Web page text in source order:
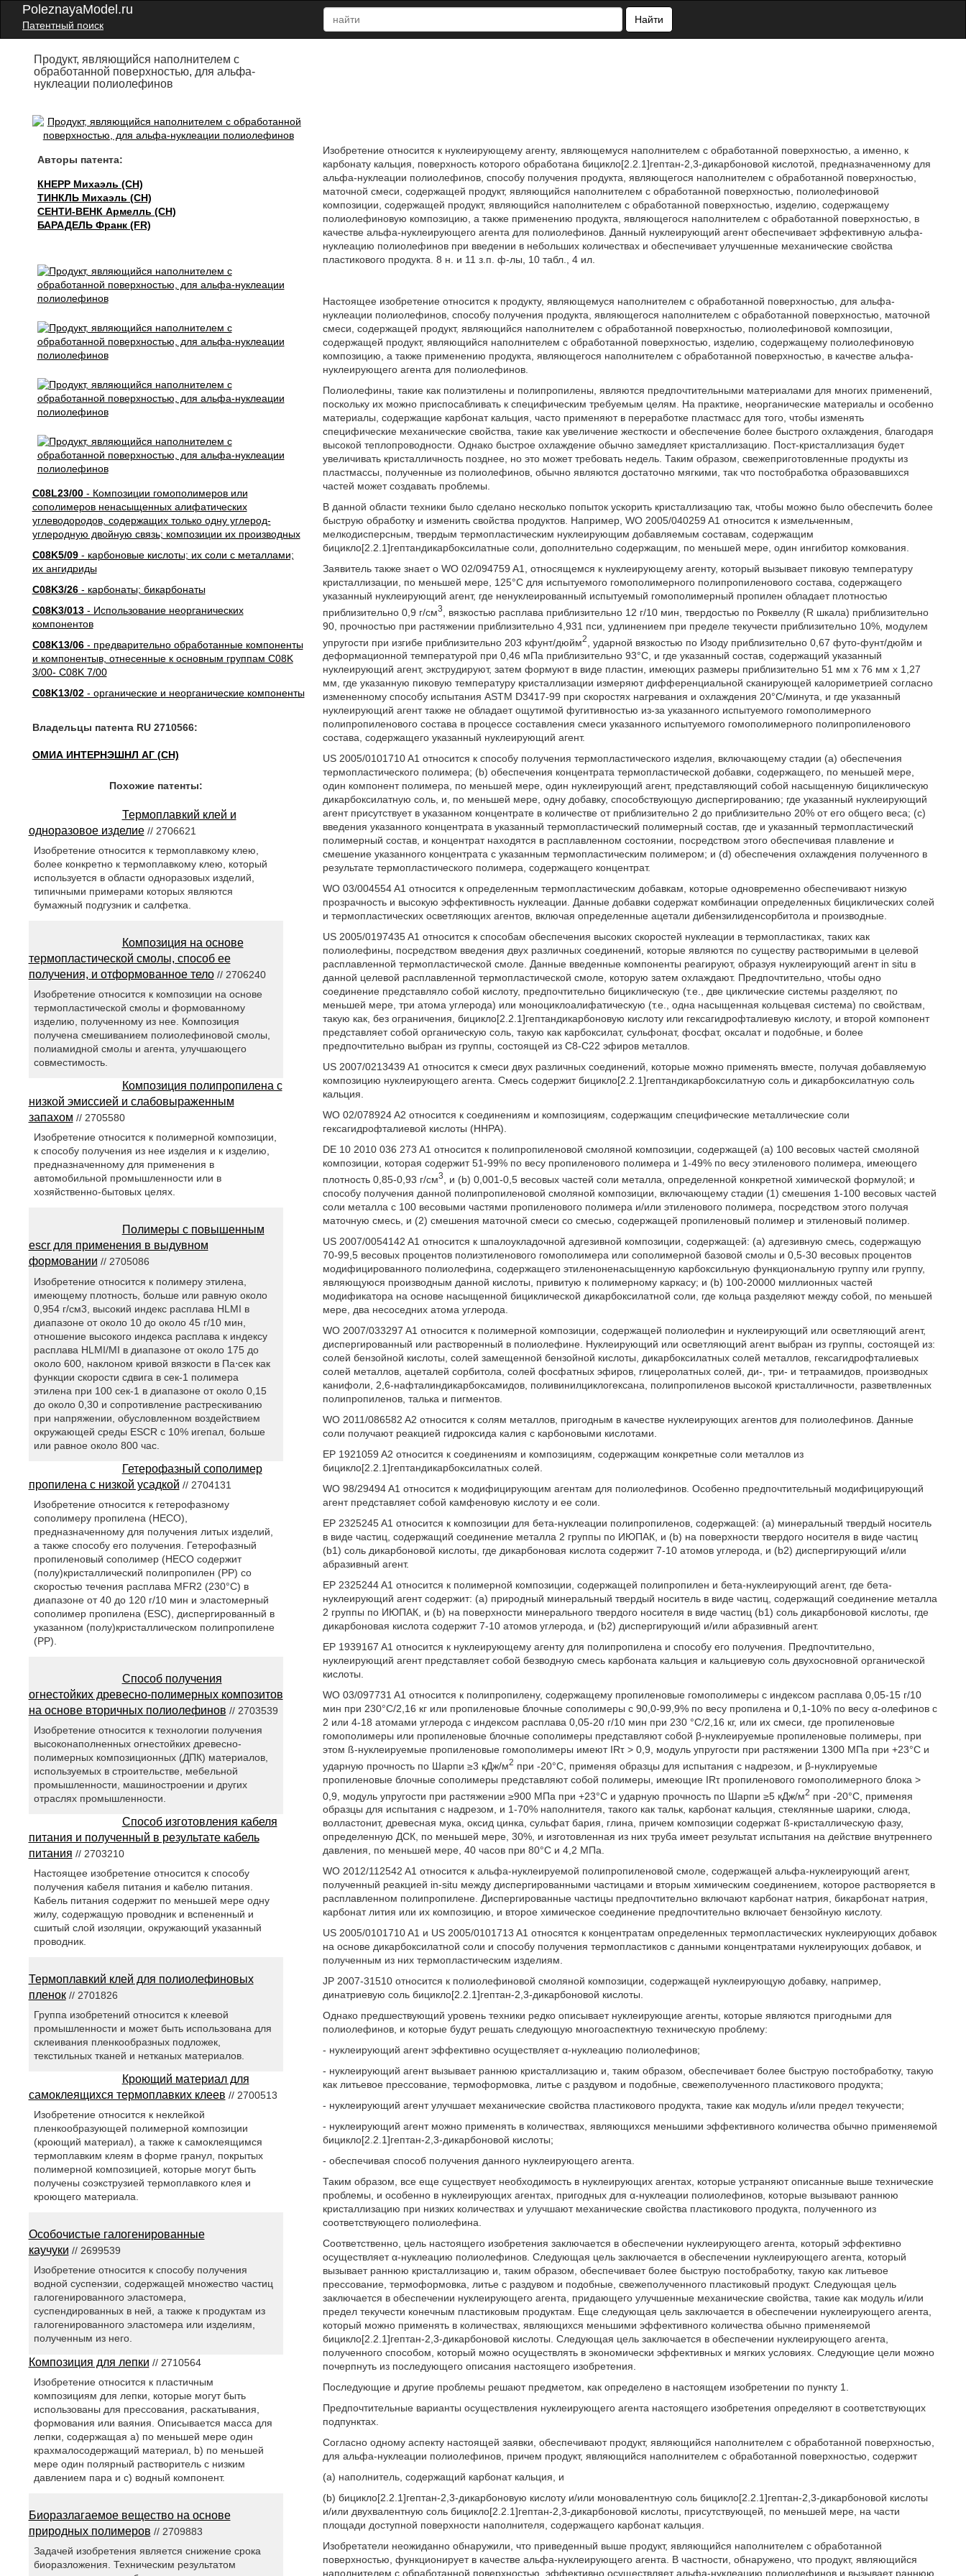
PoleznayaModel.ru
Патентный поиск
Найти
Продукт, являющийся наполнителем с
обработанной поверхностью, для альфа-
нуклеации полиолефинов
Авторы патента:
КНЕРР Михаэль (CH)
ТИНКЛЬ Михаэль (CH)
СЕНТИ-ВЕНК Армелль (CH)
БАРАДЕЛЬ Франк (FR)
C08L23/00- Композиции гомополимеров или
сополимеров ненасыщенных алифатических
углеводородов, содержащих только одну углерод-
углеродную двойную связь; композиции их производных
C08K5/09- карбоновые кислоты; их соли с металлами;
их ангидриды
C08K3/26- карбонаты; бикарбонаты
C08K3/013- Использование неорганических
компонентов
C08K13/06- предварительно обработанные компоненты
и компонентыв, отнесенные к основным группам C08K
3/00- C08K 7/00
C08K13/02- органические и неорганические компоненты
Владельцы патента RU 2710566:
ОМИА ИНТЕРНЭШНЛ АГ (CH)
Изобретение относится к нуклеирующему агенту, являющемуся наполнителем с обработанной поверхностью, а именно, к
карбонату кальция, поверхность которого обработана бицикло[2.2.1]гептан-2,3-дикарбоновой кислотой, предназначенному для
альфа-нуклеации полиолефинов, способу получения продукта, являющегося наполнителем с обработанной поверхностью,
маточной смеси, содержащей продукт, являющийся наполнителем с обработанной поверхностью, полиолефиновой
композиции, содержащей продукт, являющийся наполнителем с обработанной поверхностью, изделию, содержащему
полиолефиновую композицию, а также применению продукта, являющегося наполнителем с обработанной поверхностью, в
качестве альфа-нуклеирующего агента для полиолефинов. Данный нуклеирующий агент обеспечивает эффективную альфа-
нуклеацию полиолефинов при введении в небольших количествах и обеспечивает улучшенные механические свойства
пластикового продукта. 8 н. и 11 з.п. ф-лы, 10 табл., 4 ил.
Настоящее изобретение относится к продукту, являющемуся наполнителем с обработанной поверхностью, для альфа-
нуклеации полиолефинов, способу получения продукта, являющегося наполнителем с обработанной поверхностью, маточной
смеси, содержащей продукт, являющийся наполнителем с обработанной поверхностью, полиолефиновой композиции,
содержащей продукт, являющийся наполнителем с обработанной поверхностью, изделию, содержащему полиолефиновую
композицию, а также применению продукта, являющегося наполнителем с обработанной поверхностью, в качестве альфа-
нуклеирующего агента для полиолефинов.
Полиолефины, такие как полиэтилены и полипропилены, являются предпочтительными материалами для многих применений,
поскольку их можно приспосабливать к специфическим требуемым целям. На практике, неорганические материалы и особенно
материалы, содержащие карбонат кальция, часто применяют в переработке пластмасс для того, чтобы изменять
специфические механические свойства, такие как увеличение жесткости и обеспечение более быстрого охлаждения, благодаря
высокой теплопроводности. Однако быстрое охлаждение обычно замедляет кристаллизацию. Пост-кристаллизация будет
увеличивать кристалличность позднее, но это может требовать недель. Таким образом, свежеприготовленные продукты из
пластмассы, полученные из полиолефинов, обычно являются достаточно мягкими, так что постобработка образовавшихся
частей может создавать проблемы.
В данной области техники было сделано несколько попыток ускорить кристаллизацию так, чтобы можно было обеспечить более
быструю обработку и изменить свойства продуктов. Например, WO 2005/040259 A1 относится к измельченным,
мелкодисперсным, твердым термопластическим нуклеирующим добавляемым составам, содержащим
бицикло[2.2.1]гептандикарбоксилатные соли, дополнительно содержащим, по меньшей мере, один ингибитор комкования.
Заявитель также знает о WO 02/094759 A1, относящемся к нуклеирующему агенту, который вызывает пиковую температуру
кристаллизации, по меньшей мере, 125°C для испытуемого гомополимерного полипропиленового состава, содержащего
указанный нуклеирующий агент, где ненуклеированный испытуемый гомополимерный пропилен обладает плотностью
приблизительно 0,9 г/см3
, вязкостью расплава приблизительно 12 г/10 мин, твердостью по Роквеллу (R шкала) приблизительно
90, прочностью при растяжении приблизительно 4,931 пси, удлинением при пределе текучести приблизительно 10%, модулем
упругости при изгибе приблизительно 203 кфунт/дюйм2
, ударной вязкостью по Изоду приблизительно 0,67 футо-фунт/дюйм и
деформационной температурой при 0,46 мПа приблизительно 93°C, и где указанный состав, содержащий указанный
нуклеирующий агент, экструдируют, затем формуют в виде пластин, имеющих размеры приблизительно 51 мм x 76 мм x 1,27
мм, где указанную пиковую температуру кристаллизации измеряют дифференциальной сканирующей калориметрией согласно
измененному способу испытания ASTM D3417-99 при скоростях нагревания и охлаждения 20°C/минута, и где указанный
нуклеирующий агент также не обладает ощутимой фугитивностью из-за указанного испытуемого гомополимерного
полипропиленового состава в процессе составления смеси указанного испытуемого гомополимерного полипропиленового
состава, содержащего указанный нуклеирующий агент.
US 2005/0101710 A1 относится к способу получения термопластического изделия, включающему стадии (a) обеспечения
термопластического полимера; (b) обеспечения концентрата термопластической добавки, содержащего, по меньшей мере,
один компонент полимера, по меньшей мере, один нуклеирующий агент, представляющий собой насыщенную бициклическую
дикарбоксилатную соль, и, по меньшей мере, одну добавку, способствующую диспергированию; где указанный нуклеирующий
агент присутствует в указанном концентрате в количестве от приблизительно 2 до приблизительно 20% от его общего веса; (c)
введения указанного концентрата в указанный термопластический полимерный состав, где и указанный термопластический
полимерный состав, и концентрат находятся в расплавленном состоянии, посредством этого обеспечивая плавление и
смешение указанного концентрата с указанным термопластическим полимером; и (d) обеспечения охлаждения полученного в
результате термопластического полимера, содержащего концентрат.
WO 03/004554 A1 относится к определенным термопластическим добавкам, которые одновременно обеспечивают низкую
прозрачность и высокую эффективность нуклеации. Данные добавки содержат комбинации определенных бициклических солей
и термопластических осветляющих агентов, включая определенные ацетали дибензилиденсорбитола и производные.
US 2005/0197435 A1 относится к способам обеспечения высоких скоростей нуклеации в термопластиках, таких как
полиолефины, посредством введения двух различных соединений, которые являются по существу растворимыми в целевой
расплавленной термопластической смоле. Данные введенные компоненты реагируют, образуя нуклеирующий агент in situ в
данной целевой расплавленной термопластической смоле, которую затем охлаждают. Предпочтительно, чтобы одно
соединение представляло собой кислоту, предпочтительно бициклическую (т.е., две циклические системы разделяют, по
меньшей мере, три атома углерода) или моноциклоалифатическую (т.е., одна насыщенная кольцевая система) по свойствам,
такую как, без ограничения, бицикло[2.2.1]гептандикарбоновую кислоту или гексагидрофталиевую кислоту, и второй компонент
представляет собой органическую соль, такую как карбоксилат, сульфонат, фосфат, оксалат и подобные, и более
предпочтительно выбран из группы, состоящей из C8-C22 эфиров металлов.
US 2007/0213439 A1 относится к смеси двух различных соединений, которые можно применять вместе, получая добавляемую
композицию нуклеирующего агента. Смесь содержит бицикло[2.2.1]гептандикарбоксилатную соль и дикарбоксилатную соль
кальция.
WO 02/078924 A2 относится к соединениям и композициям, содержащим специфические металлические соли
гексагидрофталиевой кислоты (HHPA).
DE 10 2010 036 273 A1 относится к полипропиленовой смоляной композиции, содержащей (a) 100 весовых частей смоляной
композиции, которая содержит 51-99% по весу пропиленового полимера и 1-49% по весу этиленового полимера, имеющего
плотность 0,85-0,93 г/см3
, и (b) 0,001-0,5 весовых частей соли металла, определенной конкретной химической формулой; и
способу получения данной полипропиленовой смоляной композиции, включающему стадии (1) смешения 1-100 весовых частей
соли металла с 100 весовыми частями пропиленового полимера и/или этиленового полимера, посредством этого получая
маточную смесь, и (2) смешения маточной смеси со смесью, содержащей пропиленовый полимер и этиленовый полимер.
US 2007/0054142 A1 относится к шпалоукладочной адгезивной композиции, содержащей: (a) адгезивную смесь, содержащую
70-99,5 весовых процентов полиэтиленового гомополимера или сополимерной базовой смолы и 0,5-30 весовых процентов
модифицированного полиолефина, содержащего этиленоненасыщенную карбоксильную функциональную группу или группу,
являющуюся производным данной кислоты, привитую к полимерному каркасу; и (b) 100-20000 миллионных частей
модификатора на основе насыщенной бициклической дикарбоксилатной соли, где кольца разделяют между собой, по меньшей
мере, два несоседних атома углерода.
WO 2007/033297 A1 относится к полимерной композиции, содержащей полиолефин и нуклеирующий или осветляющий агент,
диспергированный или растворенный в полиолефине. Нуклеирующий или осветляющий агент выбран из группы, состоящей из:
солей бензойной кислоты, солей замещенной бензойной кислоты, дикарбоксилатных солей металлов, гексагидрофталиевых
солей металлов, ацеталей сорбитола, солей фосфатных эфиров, глицеролатных солей, ди-, три- и тетраамидов, производных
канифоли, 2,6-нафталиндикарбоксамидов, поливинилциклогексана, полипропиленов высокой кристалличности, разветвленных
полипропиленов, талька и пигментов.
WO 2011/086582 A2 относится к солям металлов, пригодным в качестве нуклеирующих агентов для полиолефинов. Данные
соли получают реакцией гидроксида калия с карбоновыми кислотами.
EP 1921059 A2 относится к соединениям и композициям, содержащим конкретные соли металлов из
бицикло[2.2.1]гептандикарбоксилатных солей.
WO 98/29494 A1 относится к модифицирующим агентам для полиолефинов. Особенно предпочтительный модифицирующий
агент представляет собой камфеновую кислоту и ее соли.
EP 2325245 A1 относится к композиции для бета-нуклеации полипропиленов, содержащей: (a) минеральный твердый носитель
в виде частиц, содержащий соединение металла 2 группы по ИЮПАК, и (b) на поверхности твердого носителя в виде частиц
(b1) соль дикарбоновой кислоты, где дикарбоновая кислота содержит 7-10 атомов углерода, и (b2) диспергирующий и/или
абразивный агент.
EP 2325244 A1 относится к полимерной композиции, содержащей полипропилен и бета-нуклеирующий агент, где бета-
нуклеирующий агент содержит: (a) природный минеральный твердый носитель в виде частиц, содержащий соединение металла
2 группы по ИЮПАК, и (b) на поверхности минерального твердого носителя в виде частиц (b1) соль дикарбоновой кислоты, где
дикарбоновая кислота содержит 7-10 атомов углерода, и (b2) диспергирующий и/или абразивный агент.
EP 1939167 A1 относится к нуклеирующему агенту для полипропилена и способу его получения. Предпочтительно,
нуклеирующий агент представляет собой безводную смесь карбоната кальция и кальциевую соль двухосновной органической
кислоты.
WO 03/097731 A1 относится к полипропилену, содержащему пропиленовые гомополимеры с индексом расплава 0,05-15 г/10
мин при 230°C/2,16 кг или пропиленовые блочные сополимеры с 90,0-99,9% по весу пропилена и 0,1-10% по весу α-олефинов с
2 или 4-18 атомами углерода с индексом расплава 0,05-20 г/10 мин при 230 °C/2,16 кг, или их смеси, где пропиленовые
гомополимеры или пропиленовые блочные сополимеры представляют собой β-нуклеируемые пропиленовые полимеры, при
этом ß-нуклеируемые пропиленовые гомополимеры имеют IRτ > 0,9, модуль упругости при растяжении 1300 МПа при +23°C и
ударную прочность по Шарпи ≥3 кДж/м2 при -20°C, применяя образцы для испытания с надрезом, и β-нуклируемые
пропиленовые блочные сополимеры представляют собой полимеры, имеющие IRτ пропиленового гомополимерного блока >
0,9, модуль упругости при растяжении ≥900 МПа при +23°C и ударную прочность по Шарпи ≥5 кДж/м2 при -20°C, применяя
образцы для испытания с надрезом, и 1-70% наполнителя, такого как тальк, карбонат кальция, стеклянные шарики, слюда,
волластонит, древесная мука, оксид цинка, сульфат бария, глина, причем композиции содержат ß-кристаллическую фазу,
определенную ДСК, по меньшей мере, 30%, и изготовленная из них труба имеет результат испытания на действие внутреннего
давления, по меньшей мере, 40 часов при 80°C и 4,2 МПа.
WO 2012/112542 A1 относится к альфа-нуклеируемой полипропиленовой смоле, содержащей альфа-нуклеирующий агент,
полученный реакцией in-situ между диспергированными частицами и вторым химическим соединением, которое растворяется в
расплавленном полипропилене. Диспергированные частицы предпочтительно включают карбонат натрия, бикарбонат натрия,
карбонат лития или их композицию, и второе химическое соединение предпочтительно включает бензойную кислоту.
US 2005/0101710 A1 и US 2005/0101713 A1 относятся к концентратам определенных термопластических нуклеирующих добавок
на основе дикарбоксилатной соли и способу получения термопластиков с данными концентратами нуклеирующих добавок, и
полученным из них термопластическим изделиям.
JP 2007-31510 относится к полиолефиновой смоляной композиции, содержащей нуклеирующую добавку, например,
динатриевую соль бицикло[2.2.1]гептан-2,3-дикарбоновой кислоты.
Однако предшествующий уровень техники редко описывает нуклеирующие агенты, которые являются пригодными для
полиолефинов, и которые будут решать следующую многоаспектную техническую проблему:
- нуклеирующий агент эффективно осуществляет α-нуклеацию полиолефинов;
- нуклеирующий агент вызывает раннюю кристаллизацию и, таким образом, обеспечивает более быструю постобработку, такую
как литьевое прессование, термоформовка, литье с раздувом и подобные, свежеполученного пластикового продукта;
- нуклеирующий агент улучшает механические свойства пластикового продукта, такие как модуль и/или предел текучести;
- нуклеирующий агент можно применять в количествах, являющихся меньшими эффективного количества обычно применяемой
бицикло[2.2.1]гептан-2,3-дикарбоновой кислоты;
- обеспечивая способ получения данного нуклеирующего агента.
Таким образом, все еще существует необходимость в нуклеирующих агентах, которые устраняют описанные выше технические
проблемы, и особенно в нуклеирующих агентах, пригодных для α-нуклеации полиолефинов, которые вызывают раннюю
кристаллизацию при низких количествах и улучшают механические свойства пластикового продукта, полученного из
соответствующего полиолефина.
Соответственно, цель настоящего изобретения заключается в обеспечении нуклеирующего агента, который эффективно
осуществляет α-нуклеацию полиолефинов. Следующая цель заключается в обеспечении нуклеирующего агента, который
вызывает раннюю кристаллизацию и, таким образом, обеспечивает более быструю постобработку, такую как литьевое
прессование, термоформовка, литье с раздувом и подобные, свежеполученного пластиковый продукт. Следующая цель
заключается в обеспечении нуклеирующего агента, придающего улучшенные механические свойства, такие как модуль и/или
предел текучести конечным пластиковым продуктам. Еще следующая цель заключается в обеспечении нуклеирующего агента,
который можно применять в количествах, являющихся меньшими эффективного количества обычно применяемой
бицикло[2.2.1]гептан-2,3-дикарбоновой кислоты. Следующая цель заключается в обеспечении нуклеирующего агента,
полученного способом, который можно осуществлять в экономически эффективных и мягких условиях. Следующие цели можно
почерпнуть из последующего описания настоящего изобретения.
Последующие и другие проблемы решают предметом, как определено в настоящем изобретении по пункту 1.
Предпочтительные варианты осуществления нуклеирующего агента настоящего изобретения определяют в соответствующих
подпунктах.
Согласно одному аспекту настоящей заявки, обеспечивают продукт, являющийся наполнителем с обработанной поверхностью,
для альфа-нуклеации полиолефинов, причем продукт, являющийся наполнителем с обработанной поверхностью, содержит
(a) наполнитель, содержащий карбонат кальция, и
(b) бицикло[2.2.1]гептан-2,3-дикарбоновую кислоту и/или моновалентную соль бицикло[2.2.1]гептан-2,3-дикарбоновой кислоты
и/или двухвалентную соль бицикло[2.2.1]гептан-2,3-дикарбоновой кислоты, присутствующей, по меньшей мере, на части
площади доступной поверхности наполнителя, содержащего карбонат кальция.
Изобретатели неожиданно обнаружили, что приведенный выше продукт, являющийся наполнителем с обработанной
поверхностью, функционирует в качестве альфа-нуклеирующего агента. В частности, обнаружено, что продукт, являющийся
наполнителем с обработанной поверхностью, эффективно осуществляет альфа-нуклеацию полиолефинов и вызывает раннюю
Похожие патенты:
Термоплавкий клей и
одноразовое изделие// 2706621
Изобретение относится к термоплавкому клею,
более конкретно к термоплавкому клею, который
используется в области одноразовых изделий,
типичными примерами которых являются
бумажный подгузник и салфетка.
Композиция на основе
термопластической смолы, способ ее
получения, и отформованное тело// 2706240
Изобретение относится к композиции на основе
термопластической смолы и формованному
изделию, полученному из нее. Композиция
получена смешиванием полиолефиновой смолы,
полиамидной смолы и агента, улучшающего
совместимость.
Композиция полипропилена с
низкой эмиссией и слабовыраженным
запахом // 2705580
Изобретение относится к полимерной композиции,
к способу получения из нее изделия и к изделию,
предназначенному для применения в
автомобильной промышленности или в
хозяйственно-бытовых целях.
Полимеры с повышенным
escr для применения в выдувном
формовании // 2705086
Изобретение относится к полимеру этилена,
имеющему плотность, больше или равную около
0,954 г/см3, высокий индекс расплава HLMI в
диапазоне от около 10 до около 45 г/10 мин,
отношение высокого индекса расплава к индексу
расплава HLMI/MI в диапазоне от около 175 до
около 600, наклоном кривой вязкости в Па⋅сек как
функции скорости сдвига в сек-1 полимера
этилена при 100 сек-1 в диапазоне от около 0,15
до около 0,30 и сопротивление растрескиванию
при напряжении, обусловленном воздействием
окружающей среды ESCR c 10% игепал, больше
или равное около 800 час.
Гетерофазный сополимер
пропилена с низкой усадкой // 2704131
Изобретение относится к гетерофазному
сополимеру пропилена (НЕСО),
предназначенному для получения литых изделий,
а также способу его получения. Гетерофазный
пропиленовый сополимер (HECO содержит
(полу)кристаллический полипропилен (РР) со
скоростью течения расплава MFR2 (230°С) в
диапазоне от 40 до 120 г/10 мин и эластомерный
сополимер пропилена (ESC), диспергированный в
указанном (полу)кристаллическом полипропилене
(РР).
Способ получения
огнестойких древесно-полимерных композитов
на основе вторичных полиолефинов // 2703539
Изобретение относится к технологии получения
высоконаполненных огнестойких древесно-
полимерных композиционных (ДПК) материалов,
используемых в строительстве, мебельной
промышленности, машиностроении и других
отраслях промышленности.
Способ изготовления кабеля
питания и полученный в результате кабель
питания // 2703210
Настоящее изобретение относится к способу
получения кабеля питания и кабелю питания.
Кабель питания содержит по меньшей мере одну
жилу, содержащую проводник и вспененный и
сшитый слой изоляции, окружающий указанный
проводник.
Термоплавкий клей для полиолефиновых
пленок// 2701826
Группа изобретений относится к клеевой
промышленности и может быть использована для
склеивания пленкообразных подложек,
текстильных тканей и нетканых материалов.
Кроющий материал для
самоклеящихся термоплавких клеев // 2700513
Изобретение относится к неклейкой
пленкообразующей полимерной композиции
(кроющий материал), а также к самоклеящимся
термоплавким клеям в форме гранул, покрытых
полимерной композицией, которые могут быть
получены соэкструзией термоплавкого клея и
кроющего материала.
Особочистые галогенированные
каучуки // 2699539
Изобретение относится к способу получения
водной суспензии, содержащей множество частиц
галогенированного эластомера,
суспендированных в ней, а также к продуктам из
галогенированного эластомера или изделиям,
полученным из него.
Композиция для лепки // 2710564
Изобретение относится к пластичным
композициям для лепки, которые могут быть
использованы для прессования, раскатывания,
формования или ваяния. Описывается масса для
лепки, содержащая a) по меньшей мере один
крахмалосодержащий материал, b) по меньшей
мере один полярный растворитель с низким
давлением пара и c) водный компонент.
Биоразлагаемое вещество на основе
природных полимеров // 2709883
Задачей изобретения является снижение срока
биоразложения. Техническим результатом